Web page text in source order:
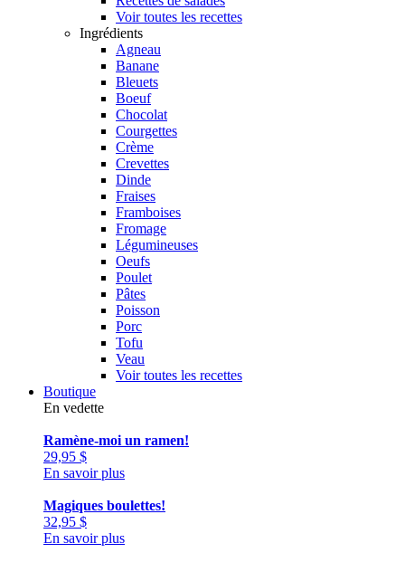
Voir toutes les recettes
Ingrédients
Agneau
Banane
Bleuets
Boeuf
Chocolat
Courgettes
Crème
Crevettes
Dinde
Fraises
Framboises
Fromage
Légumineuses
Oeufs
Poulet
Pâtes
Poisson
Porc
Tofu
Veau
Voir toutes les recettes
Boutique
En vedette
Ramène-moi un ramen!
29,95 $
En savoir plus
Magiques boulettes!
32,95 $
En savoir plus